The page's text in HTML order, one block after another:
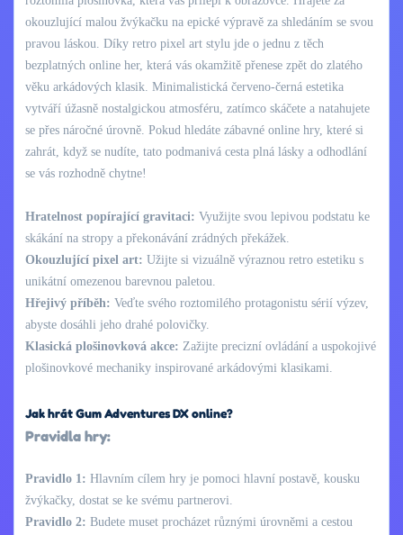
okouzlující malou žvýkačku na epické výpravě za shledáním se svou
pravou láskou. Díky retro pixel art stylu jde o jednu z těch
bezplatných online her, která vás okamžitě přenese zpět do zlatého
věku arkádových klasik. Minimalistická červeno-černá estetika
vytváří úžasně nostalgickou atmosféru, zatímco skáčete a natahujete
se přes náročné úrovně. Pokud hledáte zábavné online hry, které si
zahrát, když se nudíte, tato podmanivá cesta plná lásky a odhodlání
se vás rozhodně chytne!
Hratelnost popírající gravitaci: Využijte svou lepivou podstatu ke
skákání na stropy a překonávání zrádných překážek.
Okouzlující pixel art: Užijte si vizuálně výraznou retro estetiku s
unikátní omezenou barevnou paletou.
Hřejivý příběh: Veďte svého roztomilého protagonistu sérií výzev,
abyste dosáhli jeho drahé polovičky.
Klasická plošinovková akce: Zažijte precizní ovládání a uspokojivé
plošinovkové mechaniky inspirované arkádovými klasikami.
Jak hrát Gum Adventures DX online?
Pravidla hry:
Pravidlo 1: Hlavním cílem hry je pomoci hlavní postavě, kousku
žvýkačky, dostat se ke svému partnerovi.
Pravidlo 2: Budete muset procházet různými úrovněmi a cestou